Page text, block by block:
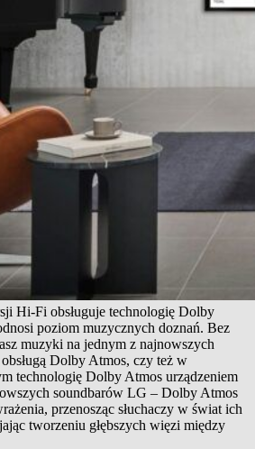
Hi-Fi obsługuje technologię Dolby
poziom muzycznych doznań. Bez
muzyki na jednym z najnowszych
Dolby Atmos, czy też w
technologię Dolby Atmos urządzeniem
soundbarów LG – Dolby Atmos
przenosząc słuchaczy w świat ich
tworzeniu głębszych więzi między